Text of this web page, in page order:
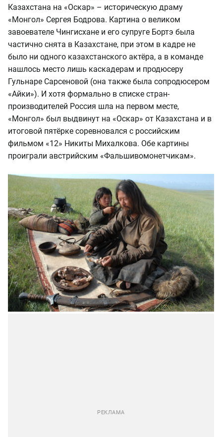
Казахстана на «Оскар» – историческую драму
«Монгол» Сергея Бодрова. Картина о великом
завоевателе Чингисхане и его супруге Бортэ была
частично снята в Казахстане, при этом в кадре не
было ни одного казахстанского актёра, а в команде
нашлось место лишь каскадерам и продюсеру
Гульнаре Сарсеновой (она также была сопродюсером
«Айки»). И хотя формально в списке стран-
производителей Россия шла на первом месте,
«Монгол» был выдвинут на «Оскар» от Казахстана и в
итоговой пятёрке соревновался с российским
фильмом «12» Никиты Михалкова. Обе картины
проиграли австрийским «Фальшивомонетчикам».